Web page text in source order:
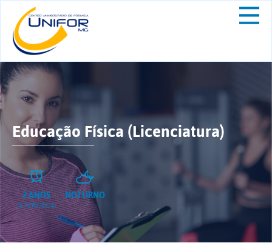
Educação Física (Licenciatura)
2 ANOS
(4 PERÍODOS)
NOTURNO